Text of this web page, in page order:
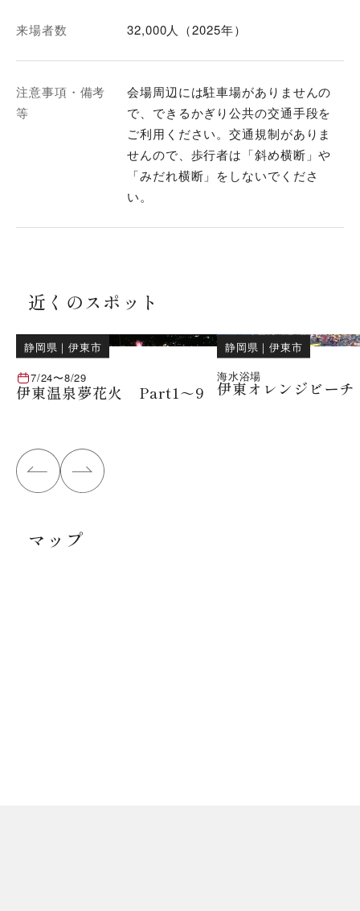
来場者数 32,000人（2025年）
注意事項・備考
等
会場周辺には駐車場がありませんの
で、できるかぎり公共の交通手段を
ご利用ください。交通規制がありま
せんので、歩行者は「斜め横断」や
「みだれ横断」をしないでくださ
い。
近くのスポット
静岡県 ｜伊東市
7/24〜8/29
伊東温泉夢花火 Part1～9
静岡県 ｜伊東市
海水浴場
伊東オレンジビーチ
マップ